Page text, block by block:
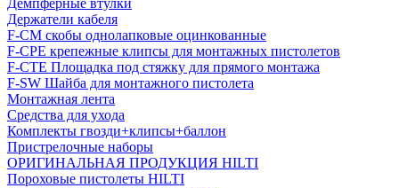
Демпферные втулки
Держатели кабеля
F-CM скобы однолапковые оцинкованные
F-CPE крепежные клипсы для монтажных пистолетов
F-CTE Площадка под стяжку для прямого монтажа
F-SW Шайба для монтажного пистолета
Монтажная лента
Средства для ухода
Комплекты гвозди+клипсы+баллон
Пристрелочные наборы
ОРИГИНАЛЬНАЯ ПРОДУКЦИЯ HILTI
Пороховые пистолеты HILTI